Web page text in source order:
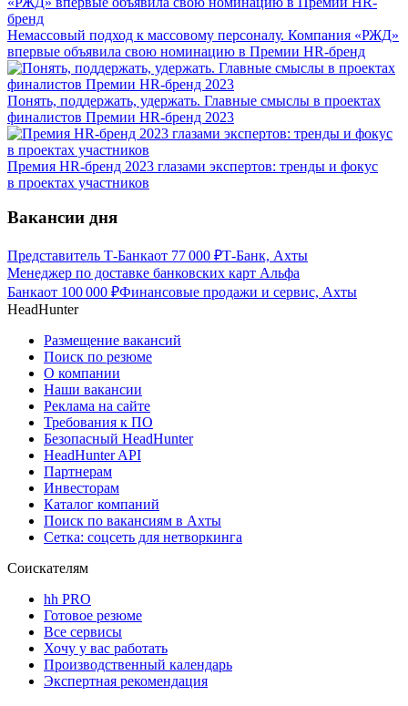
Немассовый подход к массовому персоналу. Компания «РЖД»
впервые объявила свою номинацию в Премии HR-бренд
Понять, поддержать, удержать. Главные смыслы в проектах
финалистов Премии HR-бренд 2023
Премия HR-бренд 2023 глазами экспертов: тренды и фокус
в проектах участников
Вакансии дня
Представитель Т-Банкаот 77 000 ₽Т-Банк, Ахты
Менеджер по доставке банковских карт Альфа
Банкаот 100 000 ₽Финансовые продажи и сервис, Ахты
HeadHunter
Размещение вакансий
Поиск по резюме
О компании
Наши вакансии
Реклама на сайте
Требования к ПО
Безопасный HeadHunter
HeadHunter API
Партнерам
Инвесторам
Каталог компаний
Поиск по вакансиям в Ахты
Сетка: соцсеть для нетворкинга
Соискателям
hh PRO
Готовое резюме
Все сервисы
Хочу у вас работать
Производственный календарь
Экспертная рекомендация